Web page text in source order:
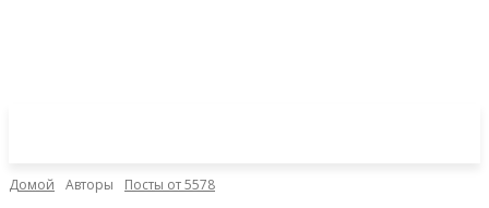
Домой Авторы Посты от 5578